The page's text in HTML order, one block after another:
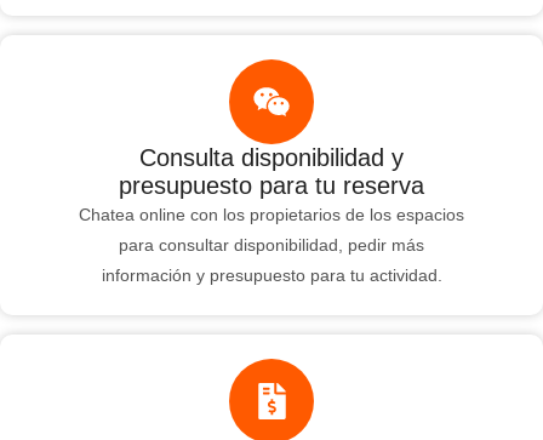
Consulta disponibilidad y
presupuesto para tu reserva
Chatea online con los propietarios de los espacios
para consultar disponibilidad, pedir más
información y presupuesto para tu actividad.